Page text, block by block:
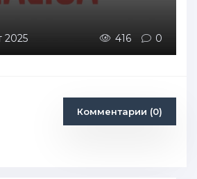
2025 416 0
Комментарии (0)